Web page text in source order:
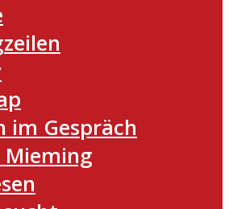
im Gespräch
Mieming